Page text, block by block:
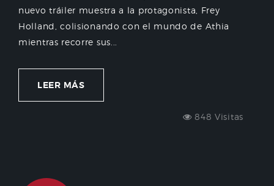
nuevo tráiler muestra a la protagonista, Frey
Holland, colisionando con el mundo de Athia
mientras recorre sus...
LEER MÁS
848 Visitas